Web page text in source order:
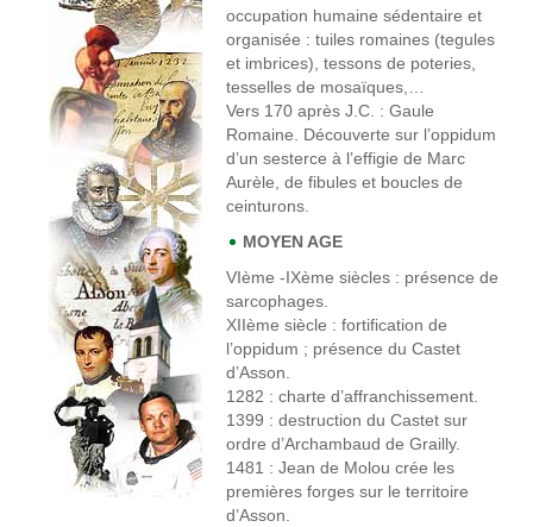
occupation humaine sédentaire et
organisée : tuiles romaines (tegules
et imbrices), tessons de poteries,
tesselles de mosaïques,…
Vers 170 après J.C . : Gaule
Romaine. Découverte sur l’oppidum
d’un sesterce à l’effigie de Marc
Aurèle, de fibules et boucles de
ceinturons.
MOYEN AGE
VIème -IXème siècles : présence de
sarcophages.
XIIème siècle : fortification de
l’oppidum ; présence du Castet
d’Asson.
1282 : charte d’affranchissement.
1399 : destruction du Castet sur
ordre d’Archambaud de Grailly.
1481 : Jean de Molou crée les
premières forges sur le territoire
d’Asson.